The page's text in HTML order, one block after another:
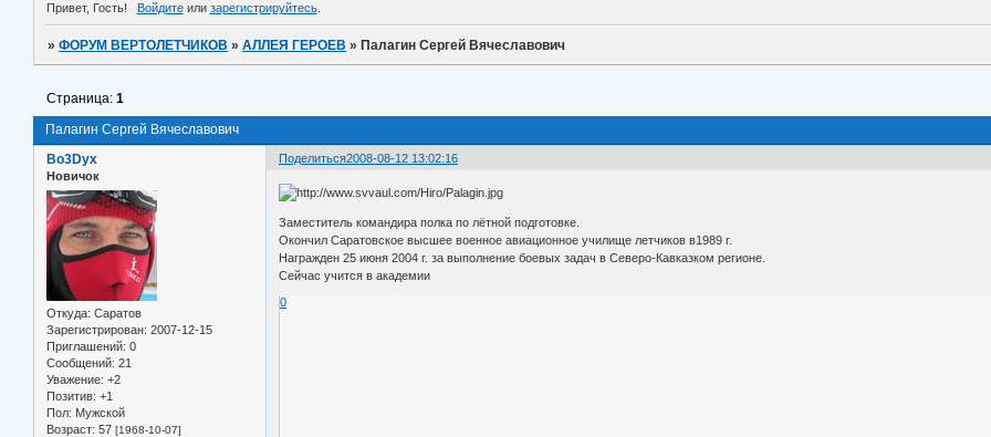
Привет, Гость! Войдитеили зарегистрируйтесь.
»ФОРУМ ВЕРТОЛЕТЧИКОВ »АЛЛЕЯ ГЕРОЕВ » Палагин Сергей Вячеславович
Палагин Сергей Вячеславович
Страница:1
Поделиться2008-08-12 13:02:16
Bo3Dyx
Новичок
Откуда: Саратов
Зарегистрирован: 2007-12-15
Приглашений: 0
Сообщений: 21
Уважение: +2
Позитив: +1
Пол: Мужской
Возраст: 57 [1968-10-07]
Заместитель командира полка по лётной подготовке.
Окончил Саратовское высшее военное авиационное училище летчиков в1989 г.
Награжден 25 июня 2004 г. за выполнение боевых задач в Северо-Кавказком регионе.
Cейчас учится в академии
0